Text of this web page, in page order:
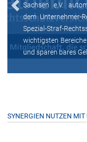
Sachsen e.V.
dem Unternehmer-
Spezial-Straf-
wichtigsten
und sparen bares
Previous
SYNERGIEN NUTZEN MIT